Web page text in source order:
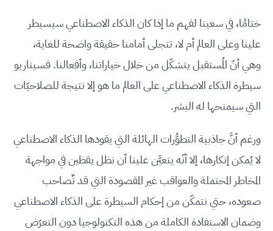
ختامًا، في سعينا لفهم ما إذا كان الذكاء الاصطناعي سيسيطر
علينا وعلى العالم أم لا، تتجلى أمامنا حقيقة واضحة للغاية،
وهي أنّ المُستقبل يتشكّل من خلال خياراتنا، وأفعالنا. فسيناريو
سيطرة الذكاء الاصطناعي على العالم ما هو إلا نتيجة للصلاحيّات
التي سيمنحها له البشر.
ورغم أنَّ جاذبية التطوُّرات الهائلة التي يقودها الذكاء الاصطناعي
لا يُمكن إنكارها، إلا أنّه يتعيَّن علينا أن نظل يقظين في مواجهة
المخاطر المحتملة والعواقب غير المقصودة التي قد تٌصاحب
صعوده، حتي نتمكّن من إحكام السيطرة على الذكاء الاصطناعي
وضمان الاستفادة الكاملة من هذه التكنولوجيا دون التعرّض